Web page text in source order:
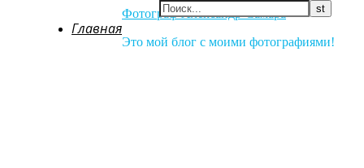
Главная
Фотограф Александр Самара
Это мой блог с моими фотографиями!